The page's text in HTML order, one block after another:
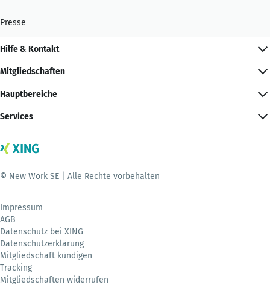
Presse
Hilfe & Kontakt
Mitgliedschaften
Hauptbereiche
Services
© New Work SE | Alle Rechte vorbehalten
Impressum
AGB
Datenschutz bei XING
Datenschutzerklärung
Mitgliedschaft kündigen
Tracking
Mitgliedschaften widerrufen